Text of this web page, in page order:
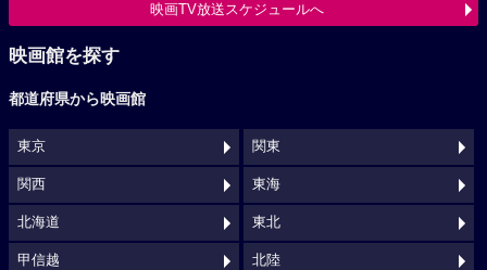
映画TV放送スケジュールへ
映画館を探す
都道府県から映画館
東京 関東
関西 東海
北海道 東北
甲信越 北陸